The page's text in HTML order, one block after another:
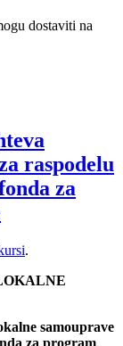
dostaviti na
raspodelu
za
.
samouprave